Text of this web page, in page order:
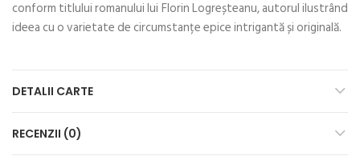
conform titlului romanului lui Florin Logreșteanu, autorul ilustrând
ideea cu o varietate de circumstanțe epice intrigantă și originală.
DETALII CARTE
RECENZII (0)